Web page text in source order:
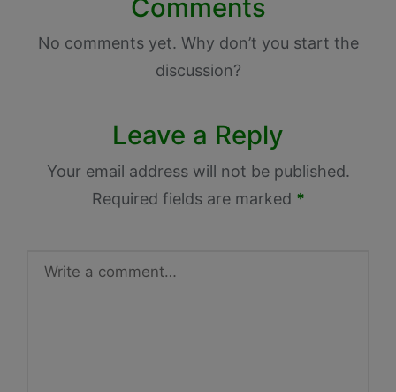
Comments
No comments yet. Why don’t you start the
discussion?
Leave a Reply
Your email address will not be published.
Required fields are marked *